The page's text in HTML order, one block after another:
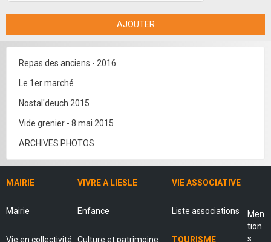
AJOUTER
Repas des anciens - 2016
Le 1er marché
Nostal'deuch 2015
Vide grenier - 8 mai 2015
ARCHIVES PHOTOS
MAIRIE VIVRE A LIESLE VIE ASSOCIATIVE
Mairie Enfance Liste associations
Vie en collectivité Culture et patrimoine TOURISME
Men
tion
s